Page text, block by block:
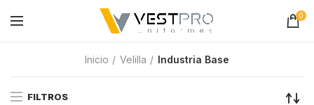
0
Inicio Velilla Industria Base
FILTROS